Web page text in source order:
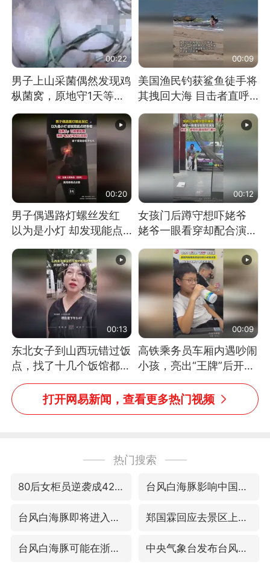
00:22
男子上山采菌偶然发现鸡
枞菌窝，原地守1天等它
长大：挖了140多朵
00:09
美国渔民钓获鲨鱼徒手将
其拽回大海 目击者直呼
震惊 （视频来源：参考
消息）
00:20
男子偶遇路灯螺丝发红
以为是小灯 却发现能点
燃香烟 当事人：已报警
处理
00:12
女孩门后蹲守想吓姥爷
姥爷一眼看穿却配合演出
网友：姥爷的演技我打满
分
00:13
东北女子到山西玩错过饭
点，找了十几个饭馆都没
开门：午休到几点
00:09
高铁乘务员车厢内遇吵闹
小孩，亮出“王牌”后开启
一键静音
打开网易新闻，查看更多热门视频
热门搜索
80后女柜员逆袭成4200亿银行副行长 台风白海豚影响中国已成定局
台风白海豚即将进入48小时警戒线 郑国霖回应去景区上班被保安拦下
台风白海豚可能在浙闽沿海登陆 中央气象台发布台风黄色预警